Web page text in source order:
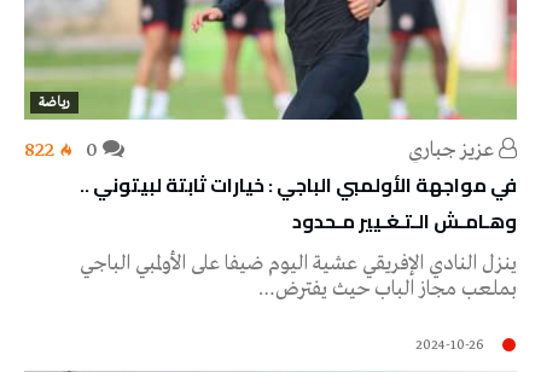
رياضة
عزيز جباري 822
في مواجهة الأولمبي الباجي : خيارات ثابتة لبيتوني ..
وهـامـش الـتـغـيير مـحدود
ينزل النادي الإفريقي عشية اليوم ضيفا على الأولمبي الباجي
بملعب مجاز الباب حيث يفترض…
2024-10-26